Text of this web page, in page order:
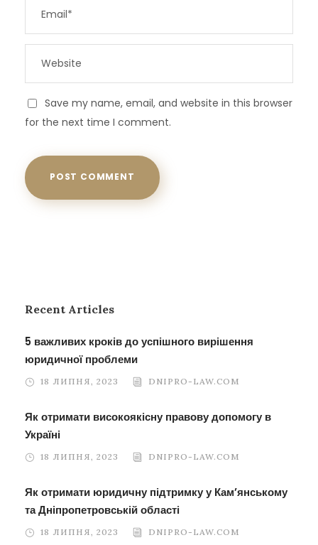
Save my name, email, and website in this browser
for the next time I comment.
Recent Articles
5 важливих кроків до успішного вирішення
юридичної проблеми
18 ЛИПНЯ, 2023 DNIPRO-LAW.COM
Як отримати високоякісну правову допомогу в
Україні
18 ЛИПНЯ, 2023 DNIPRO-LAW.COM
Як отримати юридичну підтримку у Кам’янському
та Дніпропетровській області
18 ЛИПНЯ, 2023 DNIPRO-LAW.COM